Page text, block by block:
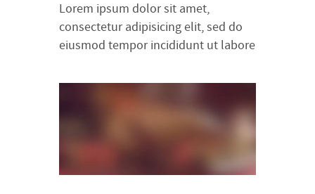
Lorem ipsum dolor sit amet,
consectetur adipisicing elit, sed do
eiusmod tempor incididunt ut labore
minim veniam, quis nostrud
exercitation ullamco laboris nisi ut
aliquip ex ea commodo consequat.
Duis aute irure dolor in
reprehenderit in voluptte velit.
Lorem ipsum dolor sit amet,